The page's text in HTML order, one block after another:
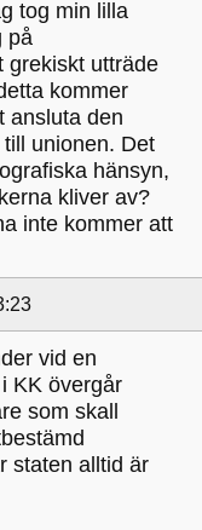
tog min lilla
på
grekiskt utträde
kommer
ansluta den
unionen. Det
hänsyn,
kliver av?
inte kommer att
vid en
KK övergår
som skall
staten alltid är